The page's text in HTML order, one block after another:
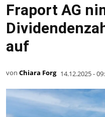
Fraport AG
auf
von Chiara Forg 14.12.2025 -